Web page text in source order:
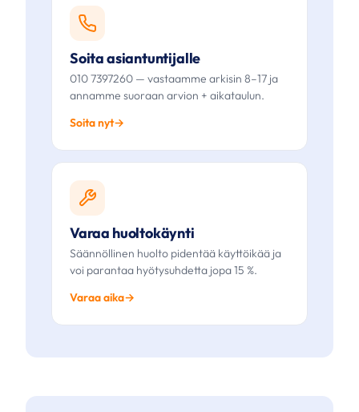
Soita asiantuntijalle
010 7397260 — vastaamme arkisin 8–17 ja
annamme suoraan arvion + aikataulun.
Soita nyt
Varaa huoltokäynti
Säännöllinen huolto pidentää käyttöikää ja
voi parantaa hyötysuhdetta jopa 15 %.
Varaa aika